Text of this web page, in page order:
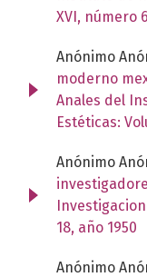
XVI, número
Anónimo
moderno
Anales del
Estéticas:
Anónimo
18, año 1950
Anónimo